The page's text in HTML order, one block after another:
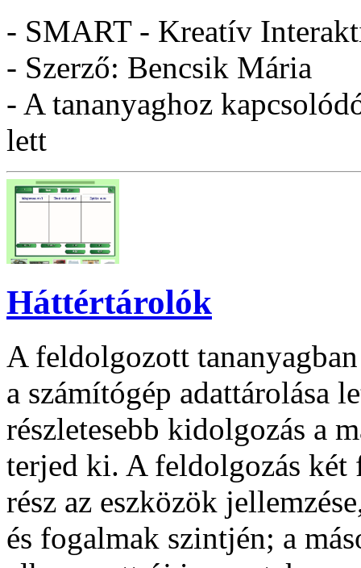
- SMART - Kreatív
- Szerző: Bencsik Mária
- A tananyaghoz
lett
Háttértárolók
A feldolgozott
a számítógép adattárolása
részletesebb kidolgozás a
terjed ki. A feldolgozás két
rész az eszközök
és fogalmak szintjén; a